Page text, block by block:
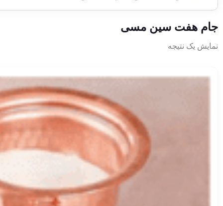
جام هفت سین مسی
نمایش یک نتیجه